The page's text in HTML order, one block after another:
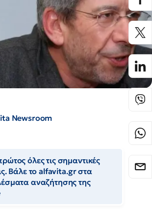
Newsroom
όλες τις σημαντικές
Βάλε το alfavita.gr στα
αναζήτησης της